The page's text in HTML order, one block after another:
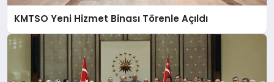
KMTSO Yeni Hizmet Binası Törenle Açıldı